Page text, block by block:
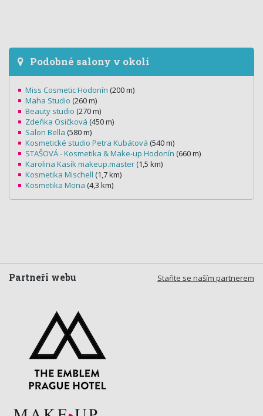
Podobné salony v okolí
Miss Cosmetic Hodonín (200 m)
Maha Studio (260 m)
Beauty studio (270 m)
Zdeňka Osičková (450 m)
Salon Bella (580 m)
Kosmetické studio Petra Kubátová (540 m)
STAŠOVÁ - Kosmetika & Make-up Hodonín (660 m)
Karolina Kasík makeup.master (1,5 km)
Kosmetika Mischell (1,7 km)
Kosmetika Mona (4,3 km)
Staňte se naším partnerem
Partneři webu